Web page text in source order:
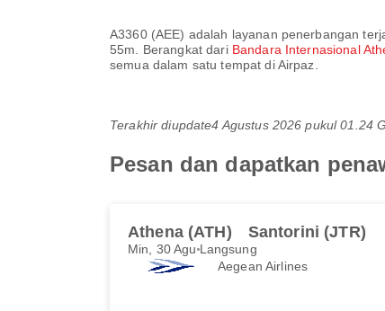
A3360(AEE) adalah layanan penerbangan
55m . Berangkat dari Bandara Internasional
semua dalam satu tempat di Airpaz.
Terakhir diupdate4 Agustus 2026 pukul 01.24
Pesan dan dapatkan
Athena (ATH) Santorini (JTR)
Min, 30 Agu Langsung
Aegean Airlines